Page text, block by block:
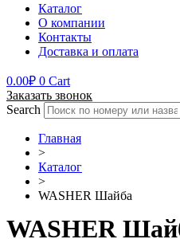
Каталог
О компании
Контакты
Доставка и оплата
0.00₽ 0 Cart
Заказать звонок
Search
Главная
>
Каталог
>
WASHER Шайба
WASHER